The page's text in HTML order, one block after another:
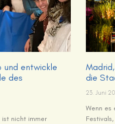
und entwickle
des
ist nicht immer
die
23. Juni
Wenn es